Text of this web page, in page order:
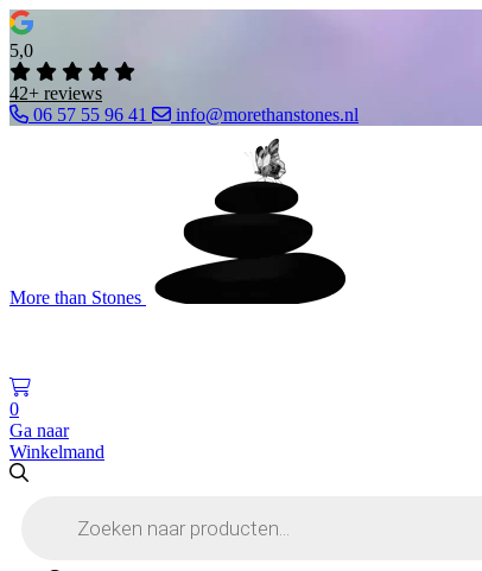
5,0
42+ reviews
06 57 55 96 41
info@morethanstones.nl
More than Stones
0
Ga naar
Winkelmand